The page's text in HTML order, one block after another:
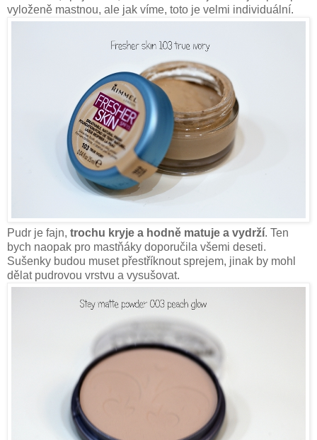
vyloženě mastnou, ale jak víme, toto je velmi individuální.
Pudr je fajn, trochu kryje a hodně matuje a vydrží. Ten
bych naopak pro mastňáky doporučila všemi deseti.
Sušenky budou muset přestříknout sprejem, jinak by mohl
dělat pudrovou vrstvu a vysušovat.